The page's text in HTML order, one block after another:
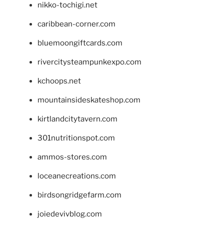
nikko-tochigi.net
caribbean-corner.com
bluemoongiftcards.com
rivercitysteampunkexpo.com
kchoops.net
mountainsideskateshop.com
kirtlandcitytavern.com
301nutritionspot.com
ammos-stores.com
loceanecreations.com
birdsongridgefarm.com
joiedevivblog.com